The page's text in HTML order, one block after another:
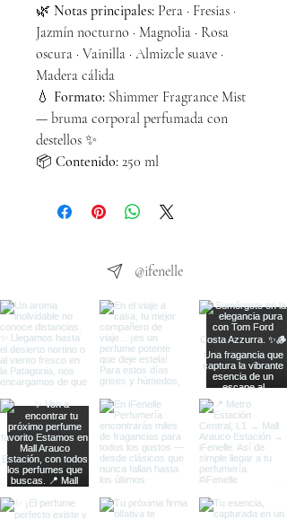
🌿 Notas principales: Pera · Fresias ·
Jazmín nocturno · Magnolia · Rosa
oscura · Vainilla · Almizcle suave ·
Madera cálida
💧 Formato: Shimmer Fragrance Mist
— bruma corporal perfumada con
destellos ✨
📦 Contenido: 250 ml
@ifenelle